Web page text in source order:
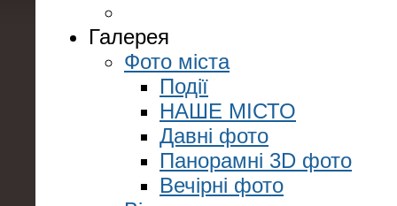
Галерея
Фото міста
Події
НАШЕ МІСТО
Давні фото
Панорамні 3D фото
Вечірні фото